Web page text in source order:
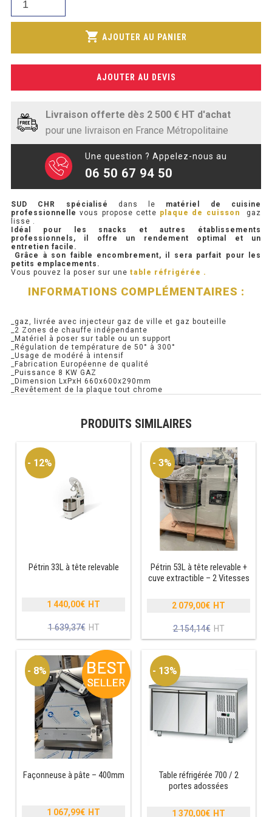
TABLE DE PRÉPARATION
TABLE DE PRÉPARATION COMPACTE
TABLE DE PRÉPARATION 700 / 800
SALADETTE COMPACTE
SALADETTE COMPACTE VITRÉE
SALADETTE 800 VITRÉE
MEUBLE À PIZZA
MEUBLE À PIZZA COMPACT
MEUBLE À PIZZA
PRÉSENTOIR À INGRÉDIENTS
PROFONDEUR 300 VITRÉE
PROFONDEUR 400 VITRÉE
PROFONDEUR 300 INOX
RÉFRIGÉRATEUR
RÉFRIGÉRATEUR VITRÉ
RÉFRI / CONGÉL BOULANGERIE
RÉFRI / CONGÉL PÂTISSERIE
RÉFRIGÉRATEUR POISSON
CONGÉLATEURS HORIZONTAUX
CELLULE DE REFROIDISSEMENT
ARMOIRE À BOISSONS
VITRINE À BOISSONS
ARRIÈRE-BAR
739,00€.
actuel
est :
449,00€.
a
cm
shopping_cart AJOUTER AU PANIER
AJOUTER AU DEVIS
Livraison offerte dès 2 500 € HT d'achat
pour une livraison en France Métropolitaine
Une question ? Appelez-nous au
06 50 67 94 50
SUD CHR spécialisé dans le matériel de cuisine
professionnelle vous propose cette plaque de cuisson
gaz
lisse .
Idéal pour les snacks et autres établissements
professionnels, il offre un rendement optimal et un
entretien facile.
Grâce à son faible encombrement, il sera parfait pour les
petits emplacements.
Vous pouvez la poser sur une table réfrigérée .
INFORMATIONS COMPLÉMENTAIRES :
_gaz, livrée avec injecteur gaz de ville et gaz bouteille
_2 Zones de chauffe indépendante
_Matériel à poser sur table ou un support
_Régulation de température de 50° à 300°
_Usage de modéré à intensif
_Fabrication Européenne de qualité
_Puissance 8 KW GAZ
_Dimension LxPxH 660x600x290mm
_Revêtement de la plaque tout chrome
PRODUITS SIMILAIRES
- 12%
Pétrin 33L à tête relevable
1 639,37€
prix
1
639,37€.
1 440,00€
Le
prix
est :
1
440,00€.
- 3%
Pétrin 53L à tête relevable +
cuve extractible – 2 Vitesses
2 154,14€
prix
2 079,00€
Le
prix
079,00€.
- 8%
Façonneuse à pâte – 400mm
1 067,99€
- 13%
Table réfrigérée 700 / 2
portes adossées
1 370,00€